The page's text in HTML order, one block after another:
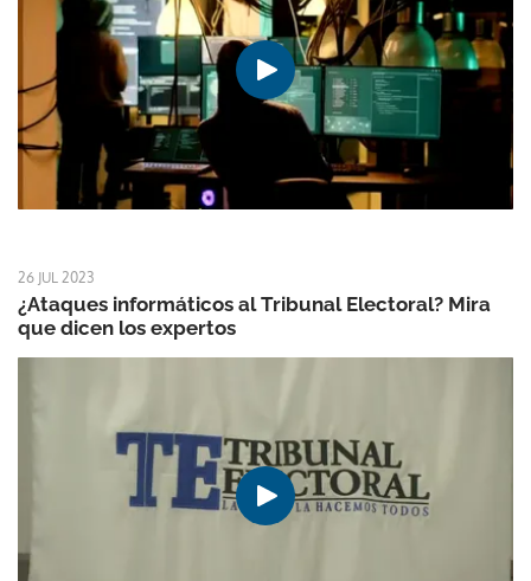
26 JUL 2023
¿Ataques informáticos al Tribunal Electoral? Mira
que dicen los expertos